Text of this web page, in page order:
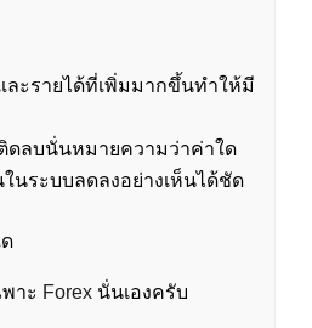
ละรายได้ที่เพิ่มมากขึ้นทำให้มี
ติดลบนั่นหมายความว่าค่าใด
นระบบลดลงอย่างเห็นได้ชัด
าะ Forex นั่นเองครับ